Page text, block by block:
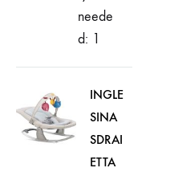
neede
d: 1
INGLE
SINA
SDRAI
ETTA